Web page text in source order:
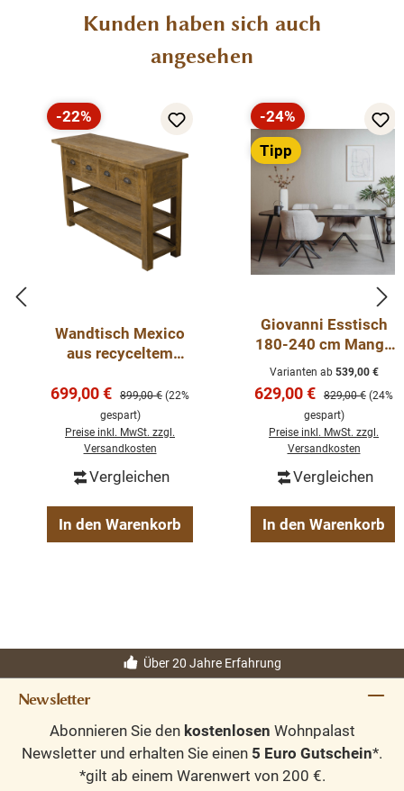
Produktgalerie überspringen
Kunden haben sich auch
angesehen
Rabatt
-22%
Wandtisch Mexico
aus recyceltem
Verkaufspreis:
699,00 € Regulärer Preis:
899,00 € (22%
gespart)
Preise inkl. MwSt. zzgl.
Versandkosten
Vergleichen
In den Warenkorb
Rabatt
-24%
Tipp
Giovanni Esstisch
180-240 cm Mango
Holz Metallbeine
Varianten ab539,00 €
Verkaufspreis:
629,00 € Regulärer Preis:
829,00 € (24%
gespart)
Preise inkl. MwSt. zzgl.
Versandkosten
Vergleichen
In den Warenkorb
Über 20 Jahre Erfahrung
Newsletter
Abonnieren Sie den kostenlosen Wohnpalast
Newsletter und erhalten Sie einen 5 Euro Gutschein*.
*gilt ab einem Warenwert von 200 €.